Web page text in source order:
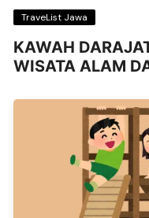
TraveList Jawa
KAWAH
WISATA ALAM